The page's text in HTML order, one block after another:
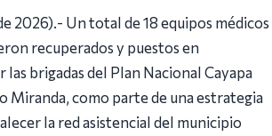
2026).- Un total de 18 equipos médicos
recuperados y puestos en
brigadas del Plan Nacional Cayapa
Miranda, como parte de una estrategia
la red asistencial del municipio